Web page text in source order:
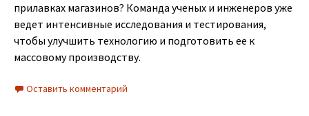
прилавках магазинов? Команда ученых и инженеров уже
ведет интенсивные исследования и тестирования,
чтобы улучшить технологию и подготовить ее к
массовому производству.
Оставить комментарий